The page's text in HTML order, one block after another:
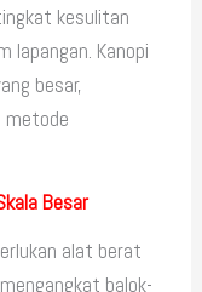
kesulitan
lapangan. Kanopi
besar,
metode
Besar
alat berat
balok-